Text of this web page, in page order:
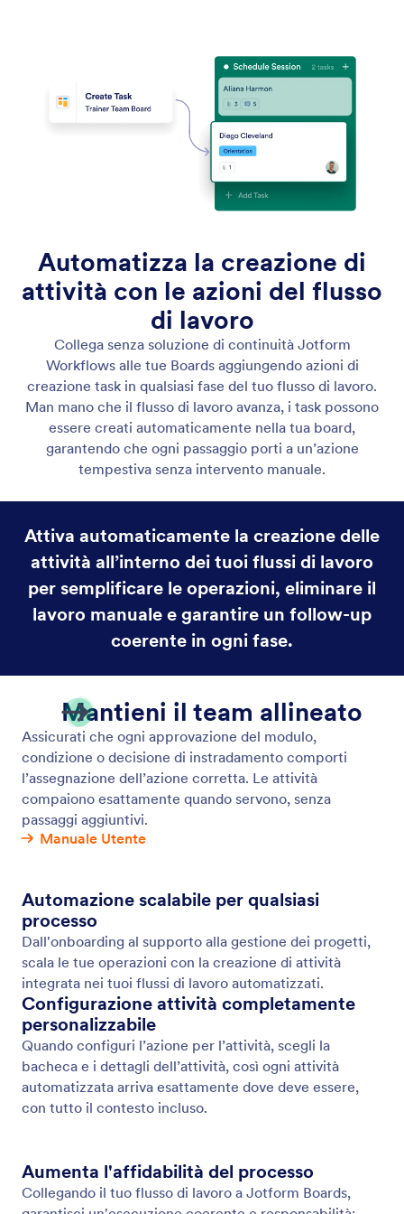
Automatizza la creazione di
attività con le azioni del flusso
di lavoro
Collega senza soluzione di continuità Jotform
Workflows alle tue Boards aggiungendo azioni di
creazione task in qualsiasi fase del tuo flusso di lavoro.
Man mano che il flusso di lavoro avanza, i task possono
essere creati automaticamente nella tua board,
garantendo che ogni passaggio porti a un’azione
tempestiva senza intervento manuale.
Attiva automaticamente la creazione delle
attività all’interno dei tuoi flussi di lavoro
per semplificare le operazioni, eliminare il
lavoro manuale e garantire un follow-up
coerente in ogni fase.
Mantieni il team allineato
Assicurati che ogni approvazione del modulo,
condizione o decisione di instradamento comporti
l’assegnazione dell’azione corretta. Le attività
compaiono esattamente quando servono, senza
passaggi aggiuntivi.
Manuale Utente
Automazione scalabile per qualsiasi
processo
Dall'onboarding al supporto alla gestione dei progetti,
scala le tue operazioni con la creazione di attività
integrata nei tuoi flussi di lavoro automatizzati.
Configurazione attività completamente
personalizzabile
Quando configuri l’azione per l’attività, scegli la
bacheca e i dettagli dell’attività, così ogni attività
automatizzata arriva esattamente dove deve essere,
con tutto il contesto incluso.
Aumenta l'affidabilità del processo
Collegando il tuo flusso di lavoro a Jotform Boards,